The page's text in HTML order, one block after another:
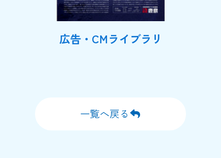
広告・CMライブラリ
一覧へ戻る